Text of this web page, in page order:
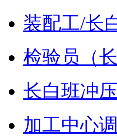
装配工/长
检验员（
长白班冲
加工中心